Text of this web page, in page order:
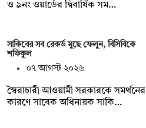
ও ৯নং ওয়ার্ডের দ্বিবার্ষিক সম…
সাকিবের সব রেকর্ড মুছে ফেলুন, বিসিবিকে
শফিকুল
০৭ আগস্ট ২০২৬
স্বৈরাচারী আওয়ামী সরকারকে সমর্থনের
কারণে সাবেক অধিনায়ক সাকি…